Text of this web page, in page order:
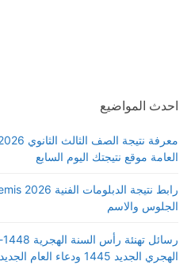
احدث المواضيع
العامة موقع نتيجتك اليوم السابع
الجلوس والاسم
الهجري الجديد 1445 ودعاء العام الجديد